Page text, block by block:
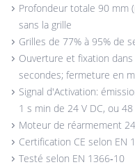
Profondeur totale 90 mm
sans la grille
Grilles de 77% à 95% de
Ouverture et fixation
secondes; fermeture en
Signal d'Activation:
1 s min de 24 V DC, ou 48
Moteur de réarmement
Certification CE selon EN
Testé selon EN 1366‐10